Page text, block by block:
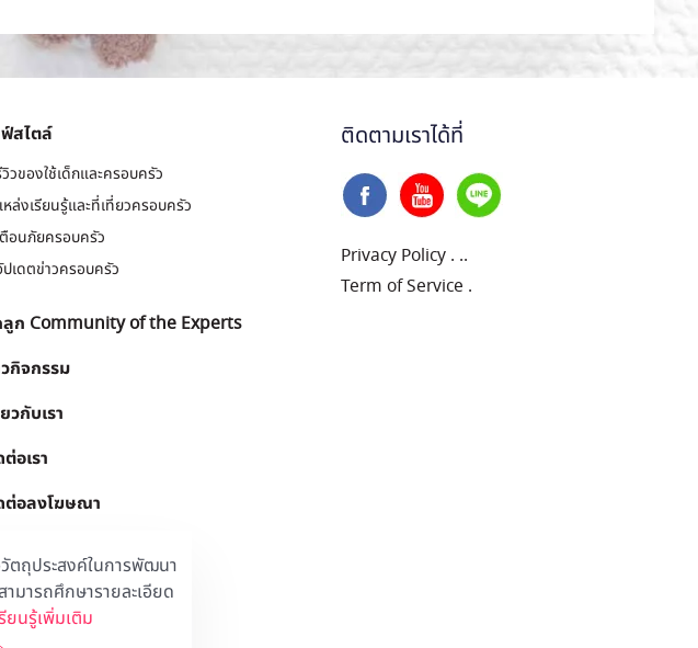
ตถุประสงค์ในการพัฒนา
มารถศึกษารายละเอียด
ยนรู้เพิ่มเติม
สไตล์
วของใช้เด็กและครอบครัว
หล่งเรียนรู้และที่เที่ยวครอบครัว
ตือนภัยครอบครัว
เดตข่าวครอบครัว
ก Community of the Experts
กิจกรรม
วกับเรา
อเรา
ต่อลงโฆษณา
ติดตามเราได้ที่
Privacy Policy . ..
Term of Service .